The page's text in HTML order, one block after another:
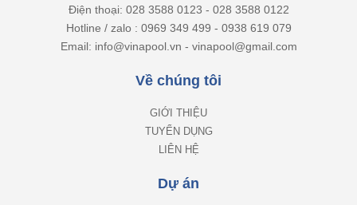
Điện thoại: 028 3588 0123 - 028 3588 0122
Hotline / zalo : 0969 349 499 - 0938 619 079
Email: info@vinapool.vn - vinapool@gmail.com
Về chúng tôi
GIỚI THIỆU
TUYỂN DỤNG
LIÊN HỆ
Dự án